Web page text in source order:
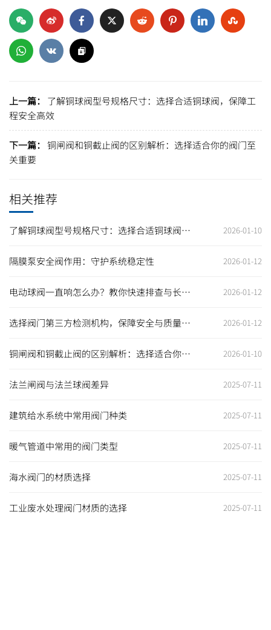
上一篇：
了解铜球阀型号规格尺寸：选择合适铜球阀，保障工
程安全高效
下一篇： 铜闸阀和铜截止阀的区别解析：选择适合你的阀门至
关重要
相关推荐
了解铜球阀型号规格尺寸：选择合适铜球阀，
2026-01-10
隔膜泵安全阀作用：守护系统稳定性 2026-01-12
电动球阀一直响怎么办？教你快速排查与长期
2026-01-12
选择阀门第三方检测机构，保障安全与质量的
2026-01-12
铜闸阀和铜截止阀的区别解析：选择适合你的
2026-01-10
法兰闸阀与法兰球阀差异 2025-07-11
建筑给水系统中常用阀门种类 2025-07-11
暖气管道中常用的阀门类型 2025-07-11
海水阀门的材质选择 2025-07-11
工业废水处理阀门材质的选择 2025-07-11